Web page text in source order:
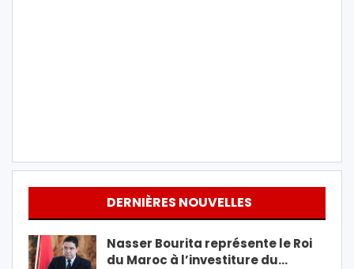
DERNIÈRES NOUVELLES
Nasser Bourita représente le Roi
du Maroc à l’investiture du…